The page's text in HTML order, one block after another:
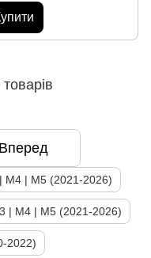
Вперед
| M5 (2021-2026)
| M4 | M5 (2021-2026)
2022)